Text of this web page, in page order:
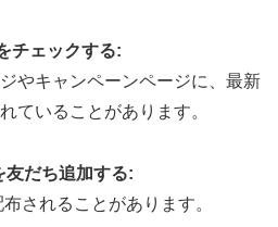
チェックする:
やキャンペーンページに、最新
ていることがあります。
だち追加する:
されることがあります。